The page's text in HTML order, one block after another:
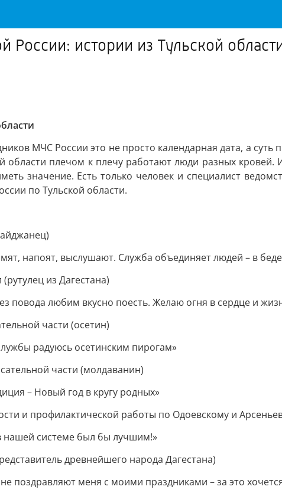
истории из Тульской
МЧС России это не просто календарная дата, а
области плечом к плечу работают люди разных кровей.
значение. Есть только человек и специалист
по Тульской области.
напоят, выслушают. Служба объединяет людей – в
из Дагестана)
повода любим вкусно поесть. Желаю огня в сердце и
части (осетин)
радуюсь осетинским пирогам»
части (молдаванин)
– Новый год в кругу родных»
и профилактической работы по Одоевскому и
нашей системе был бы лучшим!»
древнейшего народа Дагестана)
поздравляют меня с моими праздниками – за это